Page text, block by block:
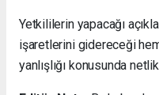
Yetkililerin yapacağı
işaretlerini gidereceği
yanlışlığı konusunda